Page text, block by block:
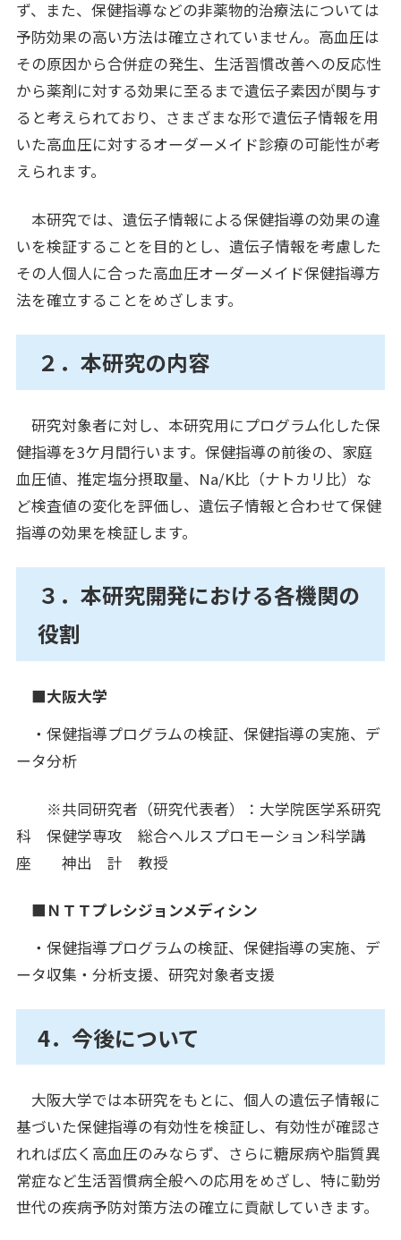
ず、また、保健指導などの非薬物的治療法については
予防効果の高い方法は確立されていません。高血圧は
その原因から合併症の発生、生活習慣改善への反応性
から薬剤に対する効果に至るまで遺伝子素因が関与す
ると考えられており、さまざまな形で遺伝子情報を用
いた高血圧に対するオーダーメイド診療の可能性が考
えられます。
本研究では、遺伝子情報による保健指導の効果の違
いを検証することを目的とし、遺伝子情報を考慮した
その人個人に合った高血圧オーダーメイド保健指導方
法を確立することをめざします。
２．本研究の内容
研究対象者に対し、本研究用にプログラム化した保
健指導を3ケ月間行います。保健指導の前後の、家庭
血圧値、推定塩分摂取量、Na/K比（ナトカリ比）な
ど検査値の変化を評価し、遺伝子情報と合わせて保健
指導の効果を検証します。
３．本研究開発における各機関の
役割
■大阪大学
・保健指導プログラムの検証、保健指導の実施、デ
ータ分析
※共同研究者（研究代表者）：大学院医学系研究
科 保健学専攻 総合ヘルスプロモーション科学講
座 神出 計 教授
■ＮＴＴプレシジョンメディシン
・保健指導プログラムの検証、保健指導の実施、デ
ータ収集・分析支援、研究対象者支援
4．今後について
大阪大学では本研究をもとに、個人の遺伝子情報に
基づいた保健指導の有効性を検証し、有効性が確認さ
れれば広く高血圧のみならず、さらに糖尿病や脂質異
常症など生活習慣病全般への応用をめざし、特に勤労
世代の疾病予防対策方法の確立に貢献していきます。